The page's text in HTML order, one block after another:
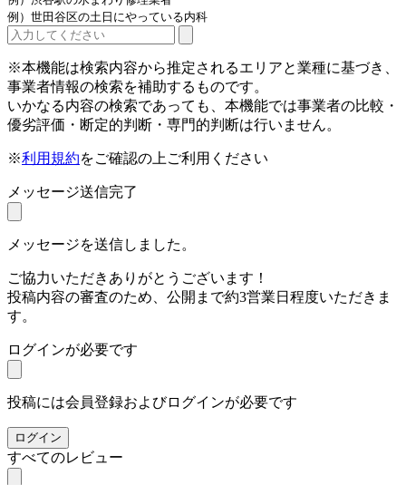
例）世田谷区の土日にやっている内科
※本機能は検索内容から推定されるエリアと業種に基づき、
事業者情報の検索を補助するものです。
いかなる内容の検索であっても、本機能では事業者の比較・
優劣評価・断定的判断・専門的判断は行いません。
※利用規約をご確認の上ご利用ください
メッセージ送信完了
メッセージを送信しました。
ご協力いただきありがとうございます！
投稿内容の審査のため、公開まで約3営業日程度いただきま
す。
ログインが必要です
投稿には会員登録およびログインが必要です
ログイン
すべてのレビュー